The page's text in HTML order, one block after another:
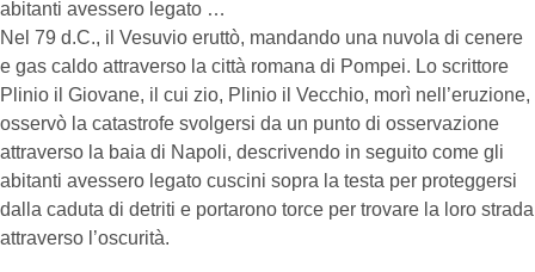
abitanti avessero legato …
Nel 79 d.C., il Vesuvio eruttò, mandando una nuvola di cenere
e gas caldo attraverso la città romana di Pompei. Lo scrittore
Plinio il Giovane, il cui zio, Plinio il Vecchio, morì nell’eruzione,
osservò la catastrofe svolgersi da un punto di osservazione
attraverso la baia di Napoli, descrivendo in seguito come gli
abitanti avessero legato cuscini sopra la testa per proteggersi
dalla caduta di detriti e portarono torce per trovare la loro strada
attraverso l’oscurità.